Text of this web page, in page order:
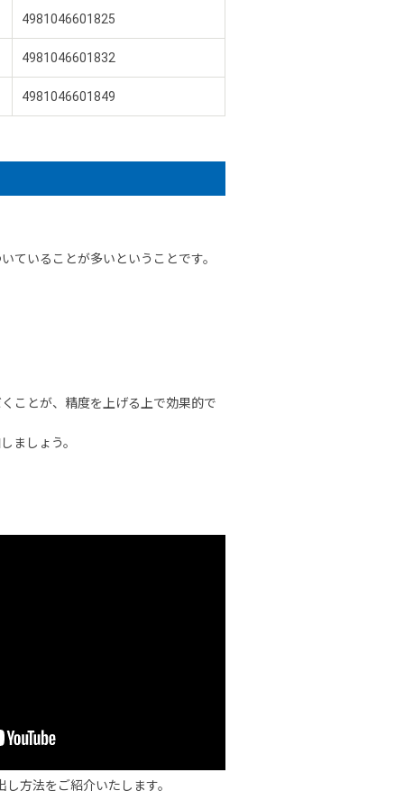
4981046601825
4981046601832
4981046601849
ていることが多いということです。
ことが、精度を上げる上で効果的で
ましょう。
方法をご紹介いたします。